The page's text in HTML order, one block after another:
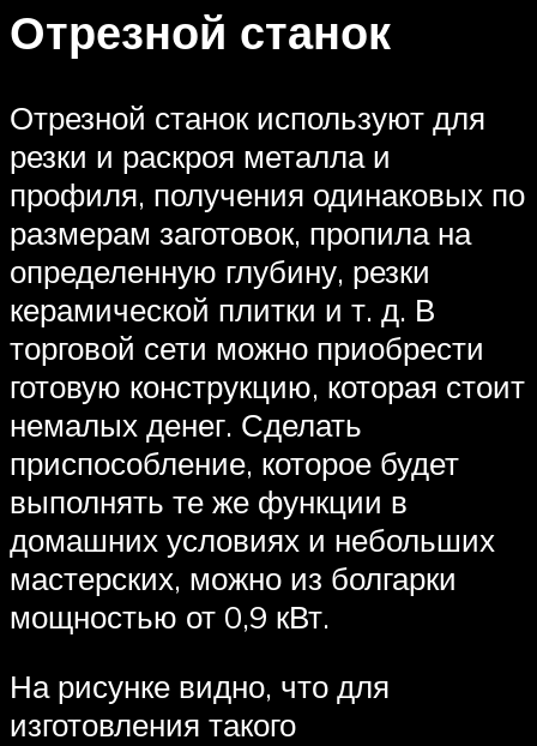
Отрезной станок
Отрезной станок используют для
резки и раскроя металла и
профиля, получения одинаковых по
размерам заготовок, пропила на
определенную глубину, резки
керамической плитки и т. д. В
торговой сети можно приобрести
готовую конструкцию, которая стоит
немалых денег. Сделать
приспособление, которое будет
выполнять те же функции в
домашних условиях и небольших
мастерских, можно из болгарки
мощностью от 0,9 кВт.
На рисунке видно, что для
изготовления такого